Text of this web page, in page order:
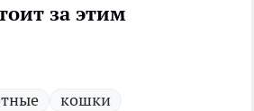
за этим
кошки